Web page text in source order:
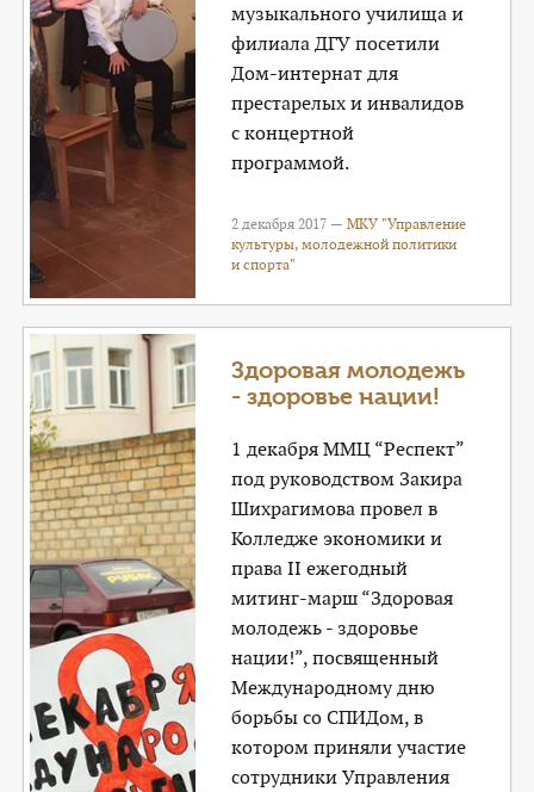
музыкального училища и
филиала ДГУ посетили
Дом-интернат для
престарелых и инвалидов
с концертной
программой.
2 декабря 2017 —МКУ "Управление
культуры, молодежной политики
и спорта"
Здоровая молодежь
- здоровье нации!
1 декабря ММЦ “Респект”
под руководством Закира
Шихрагимова провел в
Колледже экономики и
права II ежегодный
митинг-марш “Здоровая
молодежь - здоровье
нации!”, посвященный
Международному дню
борьбы со СПИДом, в
котором приняли участие
сотрудники Управления